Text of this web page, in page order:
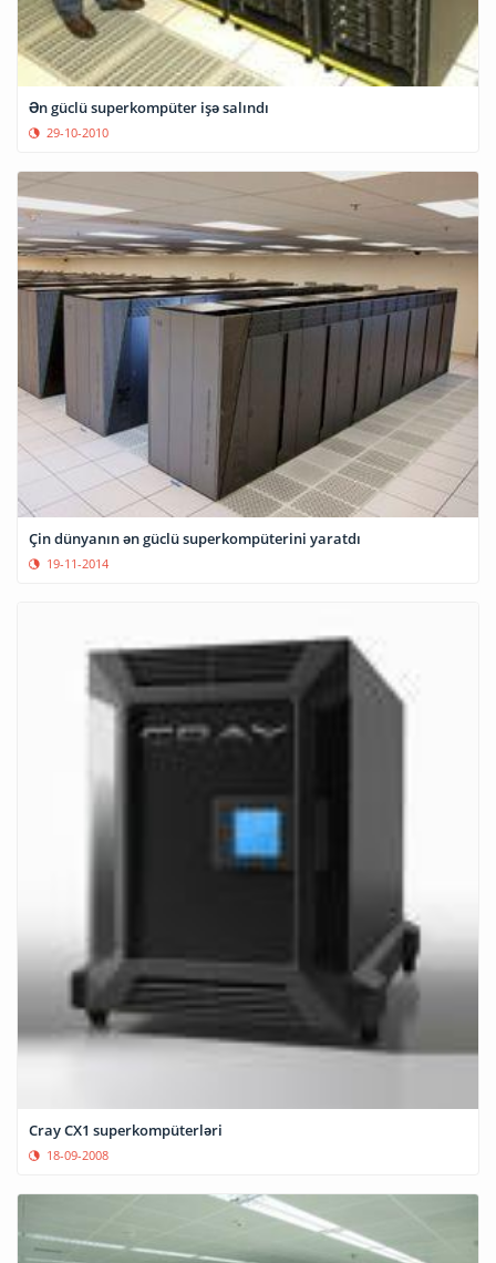
Ən güclü superkompüter işə salındı
29-10-2010
Çin dünyanın ən güclü superkompüterini yaratdı
19-11-2014
Cray CX1 superkompüterləri
18-09-2008